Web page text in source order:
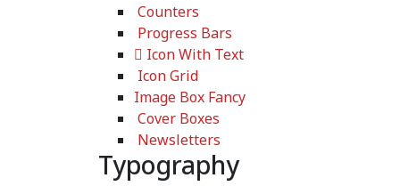
Counters
Progress Bars
Icon With Text
Icon Grid
Image Box Fancy
Cover Boxes
Newsletters
Typography